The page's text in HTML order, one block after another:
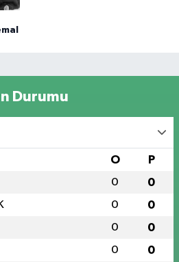
Durumu
O P
0 0
0 0
0 0
0 0